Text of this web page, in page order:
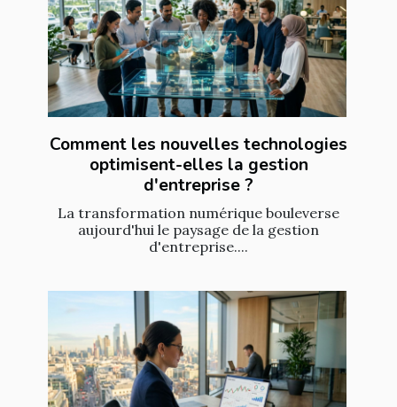
Comment les nouvelles technologies
optimisent-elles la gestion
d'entreprise ?
La transformation numérique bouleverse
aujourd'hui le paysage de la gestion
d'entreprise....